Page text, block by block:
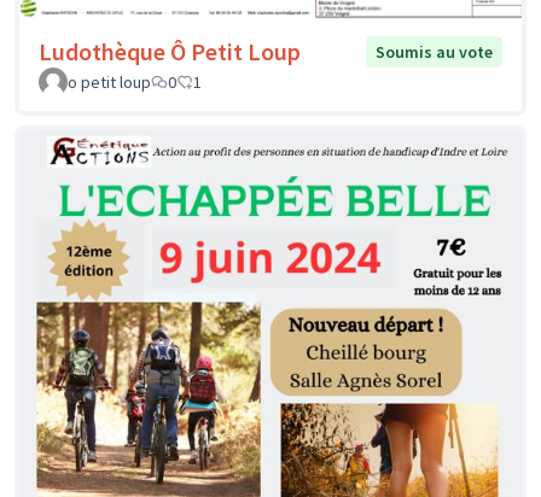
Ludothèque Ô Petit Loup
Soumis au vote
o petit loup
0 1